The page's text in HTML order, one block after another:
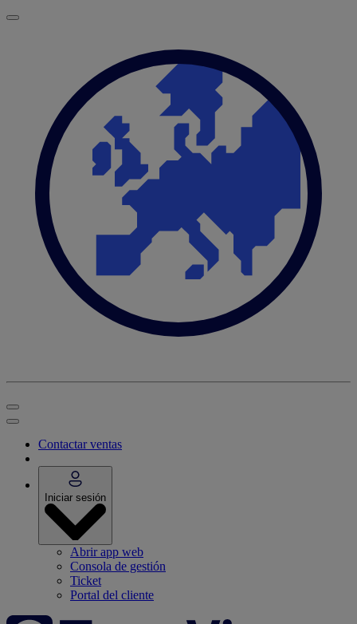
Contactar ventas
Iniciar sesión
Abrir app web
Consola de gestión
Ticket
Portal del cliente